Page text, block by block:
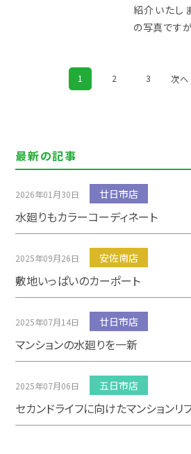
紹介いたし
の写真です
1 2 3 次へ
最新の記事
2026年01月30日 廿日市店
水廻りもカラーコーディネート
2025年09月26日 安佐南店
敷地いっぱいのカーポート
2025年07月14日 廿日市店
マンションの水廻りを一新
2025年07月06日 五日市店
セカンドライフに向けたマンションリ